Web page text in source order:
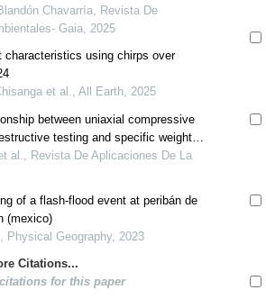
río ochomogo, nicaragua
Chavarría, Revista De
Gaia, 2025
characteristics using chirps over
et al., All Earth, 2025
between uniaxial compressive
testing and specific weight in
seybaplaya campeche mexico
al., Revista De Aplicaciones De La
of a flash-flood event at peribán de
(mexico)
Physical Geography, 2023
Citations...
for this paper